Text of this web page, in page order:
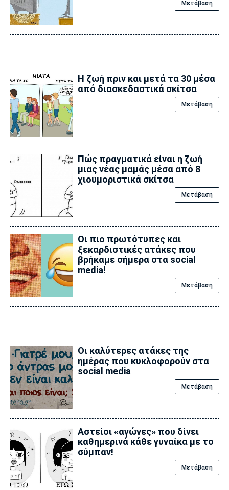
Μετάβαση
Η ζωή πριν και μετά τα 30 μέσα
από διασκεδαστικά σκίτσα
Μετάβαση
Πώς πραγματικά είναι η ζωή
μιας νέας μαμάς μέσα από 8
χιουμοριστικά σκίτσα
Μετάβαση
Οι πιο πρωτότυπες και
ξεκαρδιστικές ατάκες που
βρήκαμε σήμερα στα social
media!
Μετάβαση
Οι καλύτερες ατάκες της
ημέρας που κυκλοφορούν στα
social media
Μετάβαση
Αστείοι «αγώνες» που δίνει
καθημερινά κάθε γυναίκα με το
σύμπαν!
Μετάβαση